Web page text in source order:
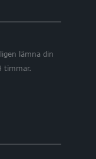
lämna din
timmar.